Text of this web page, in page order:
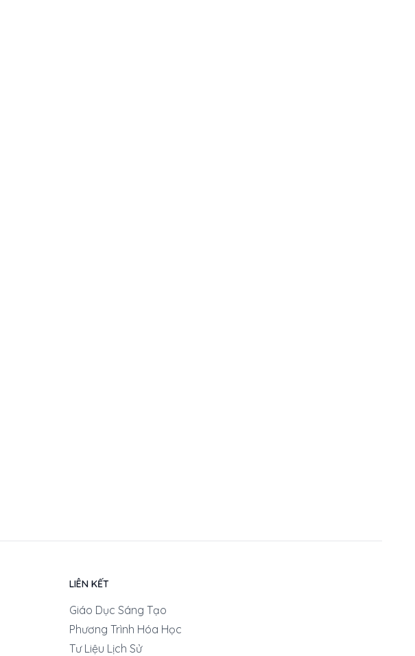
LIÊN KẾT
Giáo Dục Sáng Tạo
Phương Trình Hóa Học
Tư Liệu Lịch Sử